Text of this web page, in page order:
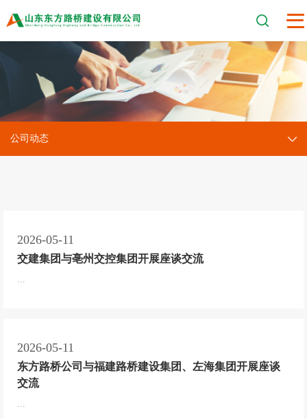
公司动态
2026-05-11
交建集团与亳州交控集团开展座谈交流
2026-05-11
东方路桥公司与福建路桥建设集团、左海集团开展座谈
交流